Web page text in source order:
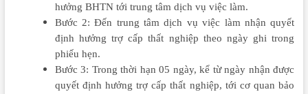
hưởng BHTN tới trung tâm dịch vụ việc làm.
Bước 2: Đến trung tâm dịch vụ việc làm nhận quyết
định hưởng trợ cấp thất nghiệp theo ngày ghi trong
phiếu hẹn.
Bước 3: Trong thời hạn 05 ngày, kể từ ngày nhận được
quyết định hưởng trợ cấp thất nghiệp, tới cơ quan bảo